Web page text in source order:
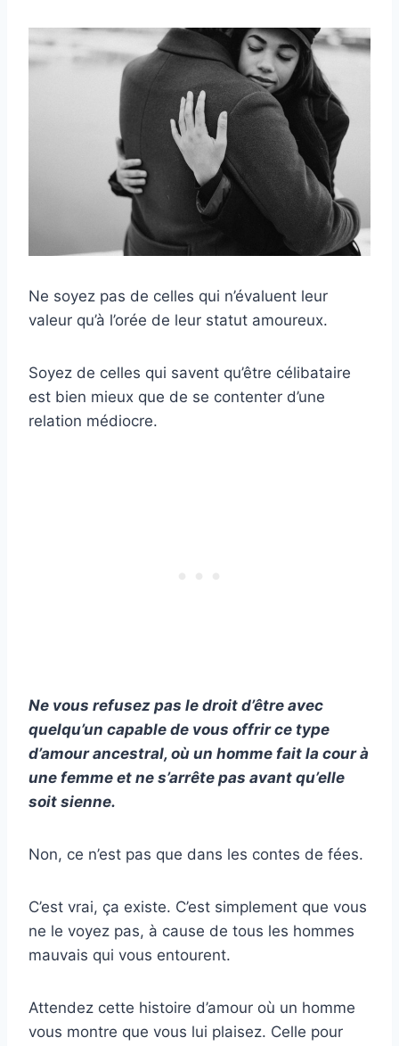
Ne soyez pas de celles qui n’évaluent leur
valeur qu’à l’orée de leur statut amoureux.
Soyez de celles qui savent qu’être célibataire
est bien mieux que de se contenter d’une
relation médiocre.
Ne vous refusez pas le droit d’être avec
quelqu’un capable de vous offrir ce type
d’amour ancestral, où un homme fait la cour à
une femme et ne s’arrête pas avant qu’elle
soit sienne.
Non, ce n’est pas que dans les contes de fées.
C’est vrai, ça existe. C’est simplement que vous
ne le voyez pas, à cause de tous les hommes
mauvais qui vous entourent.
Attendez cette histoire d’amour où un homme
vous montre que vous lui plaisez. Celle pour